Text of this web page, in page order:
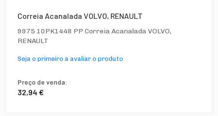
Correia Acanalada VOLVO, RENAULT
9975 10PK1448 PP Correia Acanalada VOLVO,
RENAULT
Seja o primeiro a avaliar o produto
Preço de venda:
32,94 €